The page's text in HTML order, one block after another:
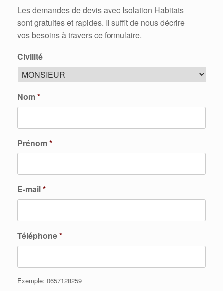
Les demandes de devis avec Isolation Habitats
sont gratuites et rapides. Il suffit de nous décrire
vos besoins à travers ce formulaire.
Civilité
Nom*
Prénom*
E-mail*
Téléphone*
Exemple: 0657128259